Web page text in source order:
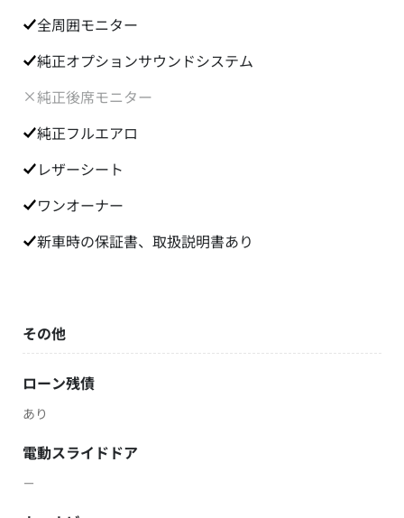
全周囲モニター
純正オプションサウンドシステム
純正後席モニター
純正フルエアロ
レザーシート
ワンオーナー
新車時の保証書、取扱説明書あり
その他
ローン残債
あり
電動スライドドア
－